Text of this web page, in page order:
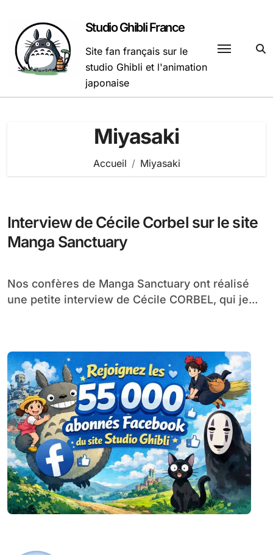
contenu
Studio Ghibli France
Site fan français sur le
studio Ghibli et l'animation
japonaise
Miyasaki
Accueil Miyasaki
Interview de Cécile Corbel sur le site
Manga Sanctuary
Nos confères de Manga Sanctuary ont réalisé
une petite interview de Cécile CORBEL, qui je...